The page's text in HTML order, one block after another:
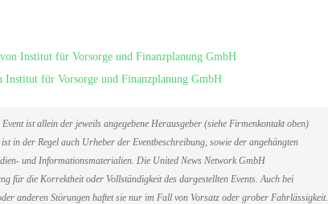
Institut für Vorsorge und Finanzplanung GmbH
Institut für Vorsorge und Finanzplanung GmbH
ist allein der jeweils angegebene Herausgeber (siehe Firmenkontakt oben)
in der Regel auch Urheber der Eventbeschreibung, sowie der angehängten
und Informationsmaterialien. Die United News Network GmbH
für die Korrektheit oder Vollständigkeit des dargestellten Events. Auch bei
anderen Störungen haftet sie nur im Fall von Vorsatz oder grober Fahrlässigkeit.